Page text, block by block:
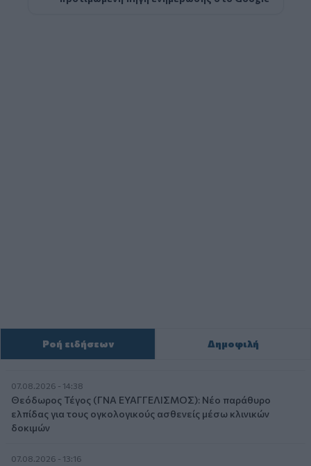
Ροή ειδήσεων Δημοφιλή
07.08.2026 - 14:38
Θεόδωρος Τέγος (ΓΝΑ ΕΥΑΓΓΕΛΙΣΜΟΣ): Νέο παράθυρο
ελπίδας για τους ογκολογικούς ασθενείς μέσω κλινικών
δοκιμών
07.08.2026 - 13:16